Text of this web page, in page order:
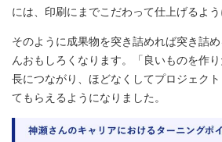
には、印刷にまでこだわって仕上げるよう
そのように成果物を突き詰めれば突き詰
んおもしろくなります。「良いものを作
長につながり、ほどなくしてプロジェク
てもらえるようになりました。